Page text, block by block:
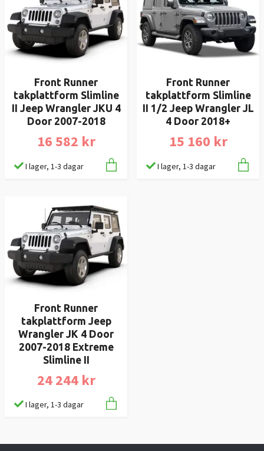
Front Runner
takplattform Slimline
II Jeep Wrangler JKU 4
Door 2007-2018
16 582 kr
I lager, 1-3 dagar
Front Runner
takplattform Slimline
II 1/2 Jeep Wrangler JL
4 Door 2018+
15 160 kr
I lager, 1-3 dagar
Front Runner
takplattform Jeep
Wrangler JK 4 Door
2007-2018 Extreme
Slimline II
24 244 kr
I lager, 1-3 dagar